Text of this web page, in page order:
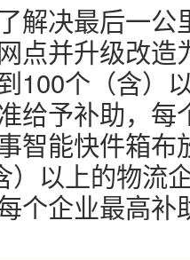
解决最后一
点并升级改
100个（含）
给予补助，
智能快件箱
）以上的物流
个企业最高补